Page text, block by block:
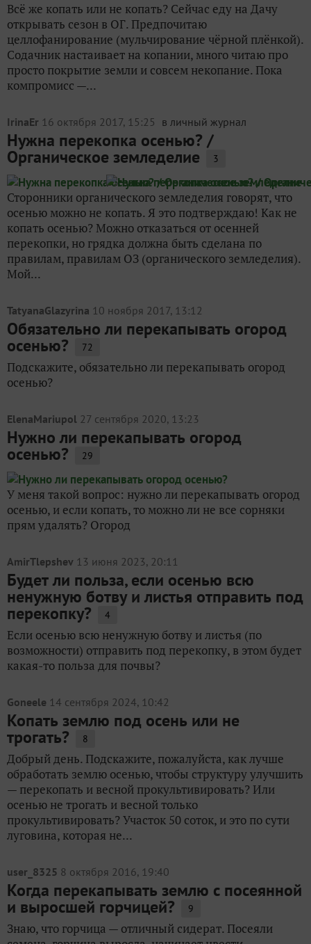
Всё же копать или не копать? Сейчас еду на Дачу
открывать сезон в ОГ. Предпочитаю
целлофанирование (мульчирование чёрной плёнкой).
Содачник настаивает на копании, много читаю про
просто покрытие земли и совсем некопание. Пока
компромисс —...
IrinaEr 16 октября 2017, 15:25 в личный журнал
Нужна перекопка осенью? /
Органическое земледелие 3
Сторонники органического земледелия говорят, что
осенью можно не копать. Я это подтверждаю! Как не
копать осенью? Можно отказаться от осенней
перекопки, но грядка должна быть сделана по
правилам, правилам ОЗ (органического земледелия).
Мой...
TatyanaGlazyrina 10 ноября 2017, 13:12
Обязательно ли перекапывать огород
осенью? 72
Подскажите, обязательно ли перекапывать огород
осенью?
ElenaMariupol 27 сентября 2020, 13:23
Нужно ли перекапывать огород
осенью? 29
У меня такой вопрос: нужно ли перекапывать огород
осенью, и если копать, то можно ли не все сорняки
прям удалять? Огород
AmirTlepshev 13 июня 2023, 20:11
Будет ли польза, если осенью всю
ненужную ботву и листья отправить под
перекопку? 4
Если осенью всю ненужную ботву и листья (по
возможности) отправить под перекопку, в этом будет
какая-то польза для почвы?
Goneele 14 сентября 2024, 10:42
Копать землю под осень или не
трогать? 8
Добрый день. Подскажите, пожалуйста, как лучше
обработать землю осенью, чтобы структуру улучшить
— перекопать и весной прокультивировать? Или
осенью не трогать и весной только
прокультивировать? Участок 50 соток, и это по сути
луговина, которая не...
user_8325 8 октября 2016, 19:40
Когда перекапывать землю с посеянной
и выросшей горчицей? 9
Знаю, что горчица — отличный сидерат. Посеяли